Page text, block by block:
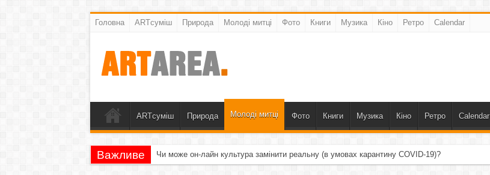
Головна ARTсуміш Природа Молоді митці Фото Книги Музика Кіно Ретро Calendar
ARTсуміш Природа Молоді митці Фото Книги Музика Кіно Ретро Calendar
Важливе Чи може он-лайн культура замінити реальну (в умовах карантину COVID-19)?